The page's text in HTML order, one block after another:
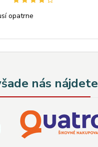
opatrne
nás nájdete